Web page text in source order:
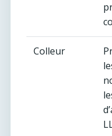
Colleur